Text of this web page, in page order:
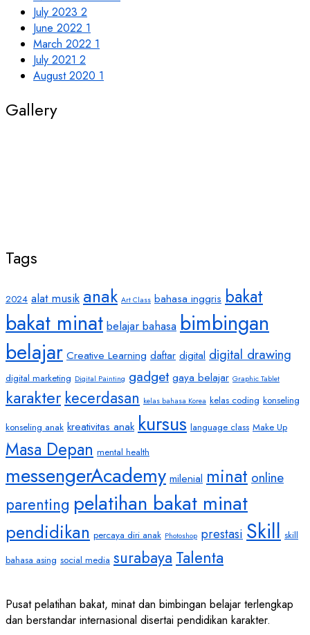
July 2023 2
June 2022 1
March 2022 1
July 2021 2
August 2020 1
Gallery
Tags
2024 alat musik anak Art Class bahasa inggris bakat
bakat minat belajar bahasa bimbingan
belajar Creative Learning daftar digital digital drawing
digital marketing Digital Painting gadget gaya belajar Graphic Tablet
karakter kecerdasan kelas bahasa Korea kelas coding konseling
konseling anak kreativitas anak kursus language class Make Up
Masa Depan mental health
messengerAcademy milenial minat online
parenting pelatihan bakat minat
pendidikan percaya diri anak Photoshop prestasi Skill skill
bahasa asing social media surabaya Talenta
Pusat pelatihan bakat, minat dan bimbingan belajar terlengkap
dan berstandar internasional disertai pendidikan karakter.